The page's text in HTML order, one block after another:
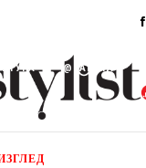
УБАВИНА
@РАБОТА
ИЗЛОГ